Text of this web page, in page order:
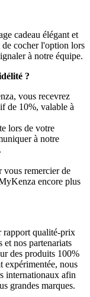
cadeau élégant et
cocher l'option lors
à notre équipe.
?
vous recevrez
de 10%, valable à
lors de votre
à notre
vous remercier de
encore plus
rapport qualité-prix
et nos partenariats
des produits 100%
expérimentée, nous
internationaux afin
grandes marques.